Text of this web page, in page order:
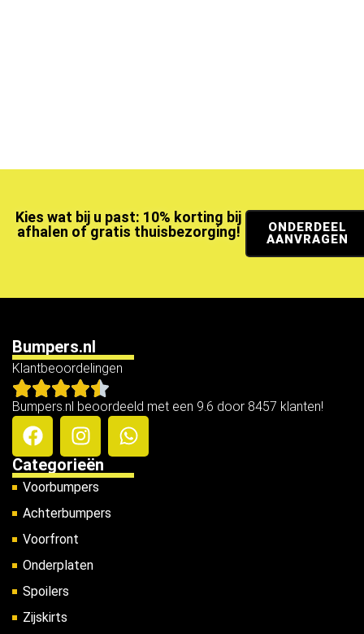
Kies wat bij u past: 10% korting bij
afhalen of gratis thuisbezorging!
ONDERDEEL
AANVRAGEN
Bumpers.nl
Klantbeoordelingen
Bumpers.nl beoordeeld met een 9.6 door 8457 klanten!
Categorieën
Voorbumpers
Achterbumpers
Voorfront
Onderplaten
Spoilers
Zijskirts